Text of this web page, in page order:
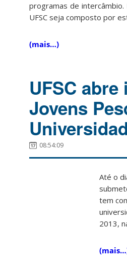
programas de
UFSC seja composto por
(mais…)
UFSC
Jovens
08:54:09
Até o
tem
2013,